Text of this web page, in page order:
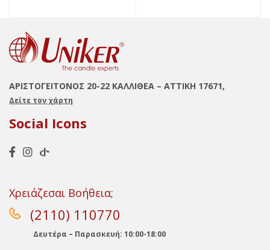
ΑΡΙΣΤΟΓΕΙΤΟΝΟΣ 20-22 ΚΑΛΛΙΘΕΑ – ΑΤΤΙΚΗ 17671,
Δείτε τον χάρτη
Social Icons
Χρειάζεσαι Βοήθεια;
(2110) 110770
Δευτέρα – Παρασκευή: 10:00-18:00